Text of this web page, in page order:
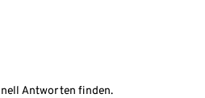
Antworten finden.